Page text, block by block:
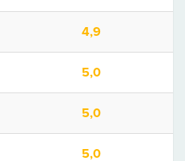
4,9
5,0
5,0
5,0